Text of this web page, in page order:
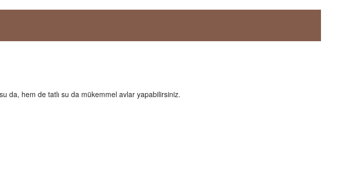
da, hem de tatlı su da mükemmel avlar yapabilirsiniz.